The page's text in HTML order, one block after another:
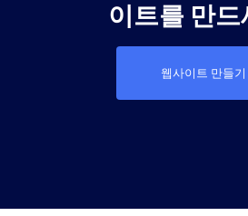
이트를 만드
웹사이트 만들기